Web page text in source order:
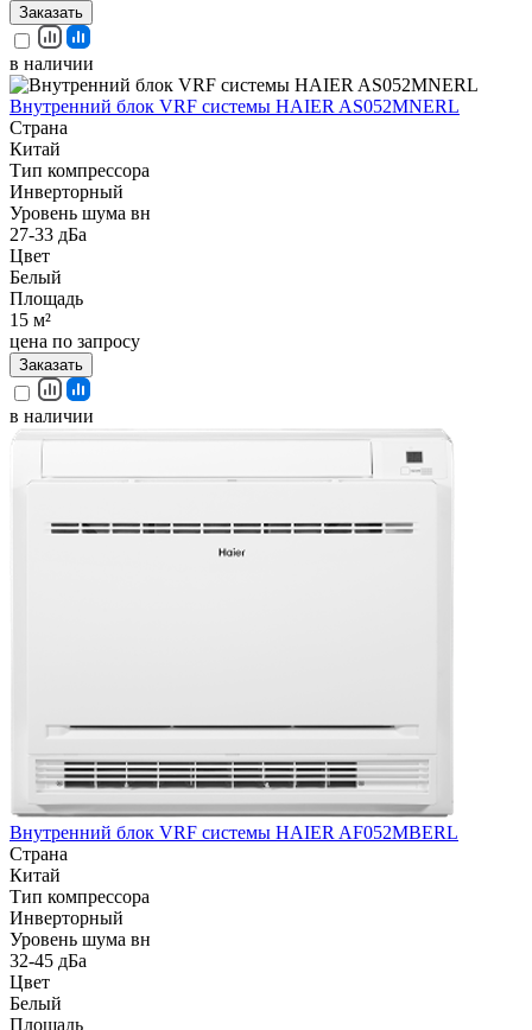
Заказать
в наличии
Внутренний блок VRF системы HAIER AS052MNERL
Страна
Китай
Тип компрессора
Инверторный
Уровень шума вн
27-33 дБа
Цвет
Белый
Площадь
15 м²
цена по запросу
Заказать
в наличии
Внутренний блок VRF системы HAIER AF052MBERL
Страна
Китай
Тип компрессора
Инверторный
Уровень шума вн
32-45 дБа
Цвет
Белый
Площадь